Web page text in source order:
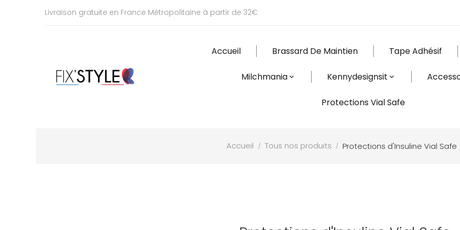
Livraison gratuite en France Métropolitaine à partir de 32€
Accueil Brassard De Maintien Tape Adhésif
Milchmania Kennydesignsit
Protections Vial Safe
Accueil Tous nos produits Protections d'Insuline Vial Safe